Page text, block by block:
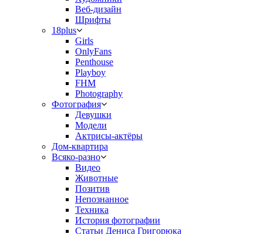
Веб-дизайн
Шрифты
18plus
Girls
OnlyFans
Penthouse
Playboy
FHM
Photography
Фотография
Девушки
Модели
Актрисы-актёры
Дом-квартира
Всяко-разно
Видео
Животные
Позитив
Непознанное
Техника
История фотографии
Статьи Дениса Григорюка